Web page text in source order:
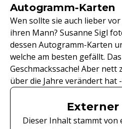
Autogramm-Karten
Wen sollte sie auch lieber
ihren Mann? Susanne Sigl
dessen Autogramm-Karten
welche am besten gefällt.
Geschmackssache! Aber nett
über die Jahre verändert hat
Dieser Inhalt stammt von